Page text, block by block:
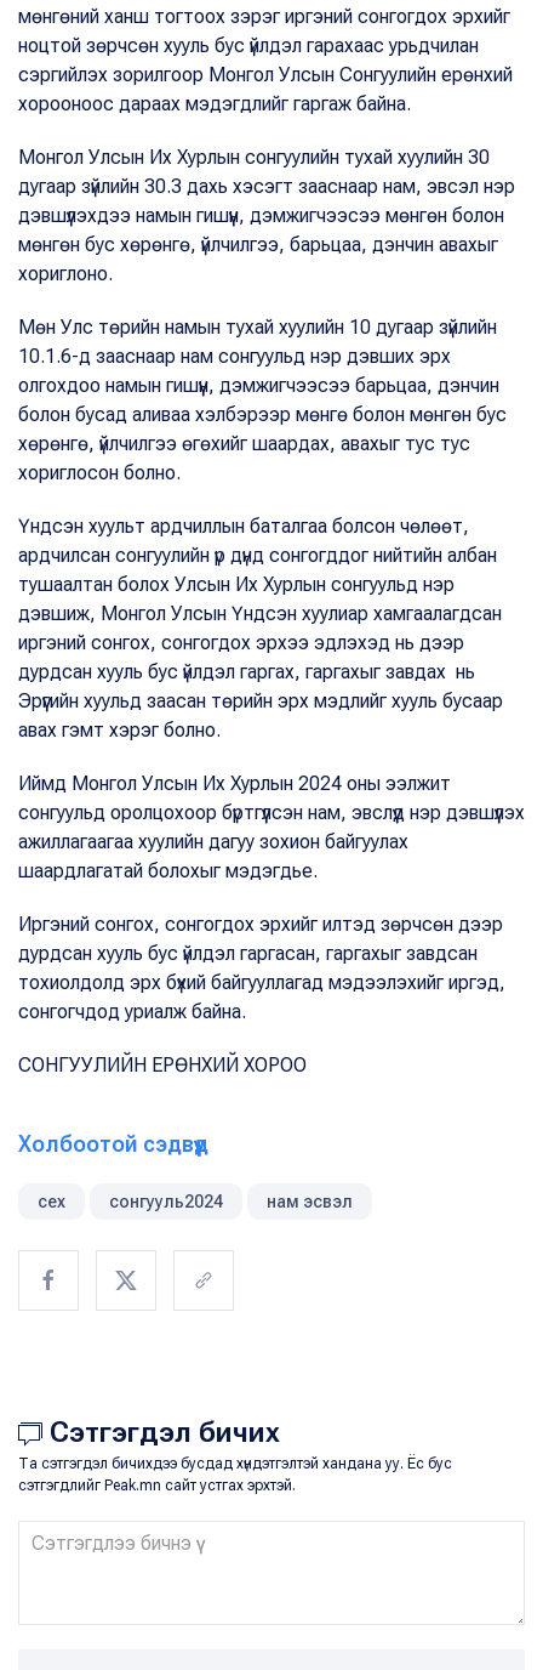
мөнгөний ханш тогтоох зэрэг иргэний сонгогдох эрхийг
ноцтой зөрчсөн хууль бус үйлдэл гарахаас урьдчилан
сэргийлэх зорилгоор Монгол Улсын Сонгуулийн ерөнхий
хорооноос дараах мэдэгдлийг гаргаж байна.
Монгол Улсын Их Хурлын сонгуулийн тухай хуулийн 30
дугаар зүйлийн 30.3 дахь хэсэгт зааснаар нам, эвсэл нэр
дэвшүүлэхдээ намын гишүүн, дэмжигчээсээ мөнгөн болон
мөнгөн бус хөрөнгө, үйлчилгээ, барьцаа, дэнчин авахыг
хориглоно.
Мөн Улс төрийн намын тухай хуулийн 10 дугаар зүйлийн
10.1.6-д зааснаар нам сонгуульд нэр дэвших эрх
олгохдоо намын гишүүн, дэмжигчээсээ барьцаа, дэнчин
болон бусад аливаа хэлбэрээр мөнгө болон мөнгөн бус
хөрөнгө, үйлчилгээ өгөхийг шаардах, авахыг тус тус
хориглосон болно.
Үндсэн хуульт ардчиллын баталгаа болсон чөлөөт,
ардчилсан сонгуулийн үр дүнд сонгогддог нийтийн албан
тушаалтан болох Улсын Их Хурлын сонгуульд нэр
дэвшиж, Монгол Улсын Үндсэн хуулиар хамгаалагдсан
иргэний сонгох, сонгогдох эрхээ эдлэхэд нь дээр
дурдсан хууль бус үйлдэл гаргах, гаргахыг завдах нь
Эрүүгийн хуульд заасан төрийн эрх мэдлийг хууль бусаар
авах гэмт хэрэг болно.
Иймд Монгол Улсын Их Хурлын 2024 оны ээлжит
сонгуульд оролцохоор бүртгүүлсэн нам, эвслүүд нэр дэвшүүлэх
ажиллагаагаа хуулийн дагуу зохион байгуулах
шаардлагатай болохыг мэдэгдье.
Иргэний сонгох, сонгогдох эрхийг илтэд зөрчсөн дээр
дурдсан хууль бус үйлдэл гаргасан, гаргахыг завдсан
тохиолдолд эрх бүхий байгууллагад мэдээлэхийг иргэд,
сонгогчдод уриалж байна.
СОНГУУЛИЙН ЕРӨНХИЙ ХОРОО
Холбоотой сэдвүүд
сех сонгууль2024 нам эсвэл
Сэтгэгдэл бичих
Та сэтгэгдэл бичихдээ бусдад хүндэтгэлтэй хандана уу. Ёс бус
сэтгэгдлийг Peak.mn сайт устгах эрхтэй.